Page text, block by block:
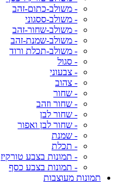
- משולב-כתום-זהב
- משולב-ססגוני
- משולב-שחור-זהב
- משולב-שמנת-זהב
- משולב-תכלת ורוד
- סגול
- צבעוני
- צהוב
- שחור
- שחור וזהב
- שחור לבן
- שחור לבן ואפור
- שמנת
- תכלת
- תמונות בצבע טורקיז
- תמונות בצבע כסף
תמונות מעוצבות